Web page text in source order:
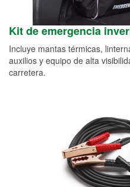
Kit de emergencia
Incluye mantas térmicas,
auxilios y equipo de alta
carretera.